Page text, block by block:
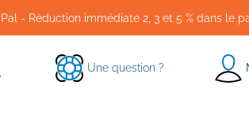
- Réduction immédiate 2, 3 et 5 % dans le
Une question ?